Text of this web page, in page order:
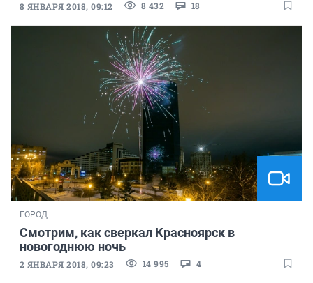
8 ЯНВАРЯ 2018, 09:12 8 432 18
ГОРОД
Смотрим, как сверкал Красноярск в
новогоднюю ночь
2 ЯНВАРЯ 2018, 09:23 14 995 4